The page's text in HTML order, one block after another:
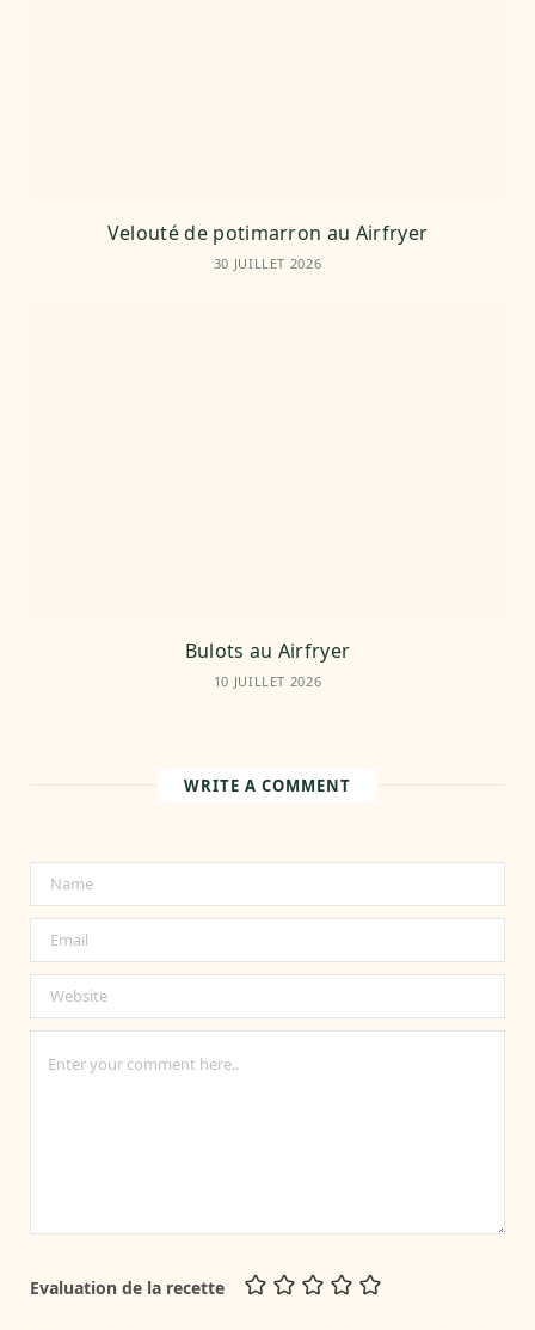
Velouté de potimarron au Airfryer
30 JUILLET 2026
Bulots au Airfryer
10 JUILLET 2026
WRITE A COMMENT
Evaluation de la recette